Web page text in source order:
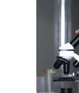
Основные
Дополнительные
КАРТА САЙТА
ОБ АКАДЕМИИ
Приведи друга
Партнерская